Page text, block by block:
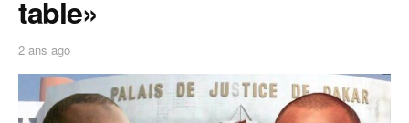
table»
2 ans ago